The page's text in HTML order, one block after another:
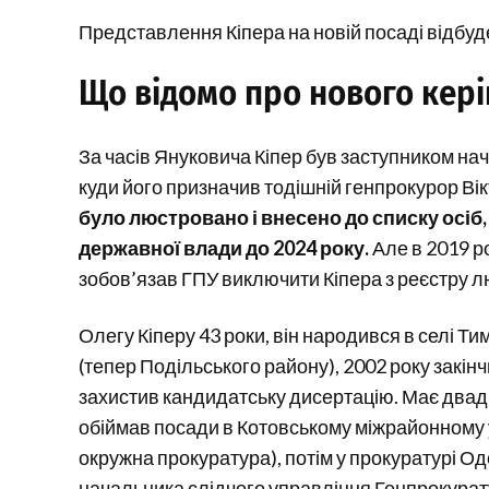
Представлення Кіпера на новій посаді
Що відомо про нового
За часів Януковича Кіпер був заступником
куди його призначив тодішній генпрокурор
булолюстрованоі внесено до списку
державної влади до 2024 року.Але в 2019
зобов’язав ГПУ виключити Кіпера з реєстру
Олегу Кіперу 43 роки, він народився в селі
(тепер Подільського району), 2002 року
захистив кандидатську дисертацію. Має
обіймав посади в Котовському міжрайонному
окружна прокуратура), потім у прокуратурі